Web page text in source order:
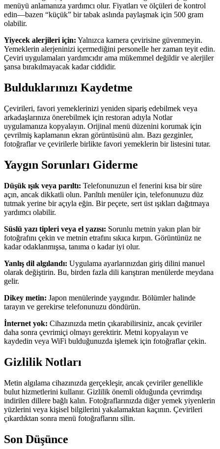
menüyü anlamanıza yardımcı olur. Fiyatları ve ölçüleri de kontrol
edin—bazen “küçük” bir tabak aslında paylaşmak için 500 gram
olabilir.
Yiyecek alerjileri için: Yalnızca kamera çevirisine güvenmeyin.
Yemeklerin alerjeninizi içermediğini personelle her zaman teyit edin.
Çeviri uygulamaları yardımcıdır ama mükemmel değildir ve alerjiler
şansa bırakılmayacak kadar ciddidir.
Bulduklarınızı Kaydetme
Çevirileri, favori yemeklerinizi yeniden sipariş edebilmek veya
arkadaşlarınıza önerebilmek için restoran adıyla Notlar
uygulamanıza kopyalayın. Orijinal menü düzenini korumak için
çevrilmiş kaplamanın ekran görüntüsünü alın. Bazı gezginler,
fotoğraflar ve çevirilerle birlikte favori yemeklerin bir listesini tutar.
Yaygın Sorunları Giderme
Düşük ışık veya parıltı: Telefonunuzun el fenerini kısa bir süre
açın, ancak dikkatli olun. Parıltılı menüler için, telefonunuzu düz
tutmak yerine bir açıyla eğin. Bir peçete, sert üst ışıkları dağıtmaya
yardımcı olabilir.
Süslü yazı tipleri veya el yazısı: Sorunlu metnin yakın plan bir
fotoğrafını çekin ve metnin etrafını sıkıca kırpın. Görüntünüz ne
kadar odaklanmışsa, tanıma o kadar iyi olur.
Yanlış dil algılandı: Uygulama ayarlarınızdan giriş dilini manuel
olarak değiştirin. Bu, birden fazla dili karıştıran menülerde meydana
gelir.
Dikey metin: Japon menülerinde yaygındır. Bölümler halinde
tarayın ve gerekirse telefonunuzu döndürün.
İnternet yok: Cihazınızda metin çıkarabilirsiniz, ancak çeviriler
daha sonra çevrimiçi olmayı gerektirir. Metni kopyalayın ve
kaydedin veya WiFi bulduğunuzda işlemek için fotoğraflar çekin.
Gizlilik Notları
Metin algılama cihazınızda gerçekleşir, ancak çeviriler genellikle
bulut hizmetlerini kullanır. Gizlilik önemli olduğunda çevrimdışı
indirilen dillere bağlı kalın. Fotoğraflarınızda diğer yemek yiyenlerin
yüzlerini veya kişisel bilgilerini yakalamaktan kaçının. Çevirileri
çıkardıktan sonra menü fotoğraflarını silin.
Son Düşünce